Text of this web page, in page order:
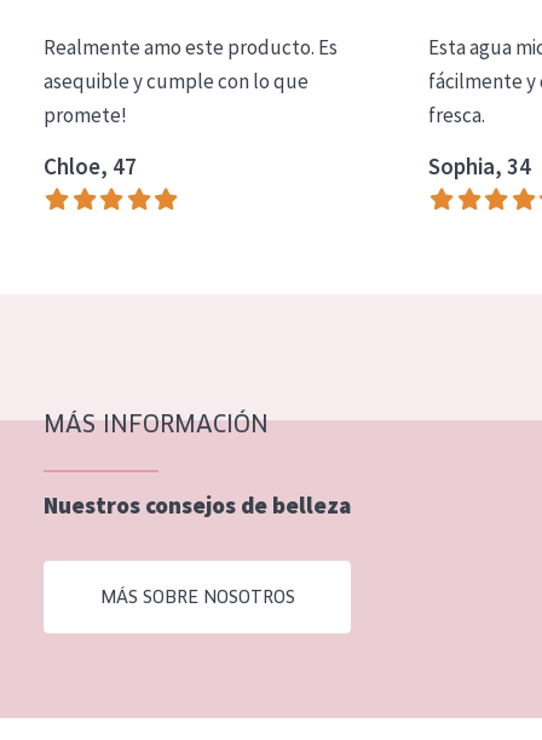
Essentials
Lift+
Expert
Piel madura
Piel menopáusica
EDAD
Realmente amo este producto. Es
asequible y cumple con lo que
promete!
Chloe, 47
Esta agua
fácilmente y
fresca.
Sophia, 34
MÁS INFORMACIÓN
Nuestros consejos de belleza
MÁS SOBRE NOSOTROS